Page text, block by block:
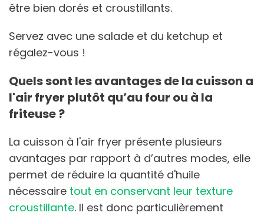
être bien dorés et croustillants.
Servez avec une salade et du ketchup et
régalez-vous !
Quels sont les avantages de la cuisson a
l'air fryer plutôt qu’au four ou à la
friteuse ?
La cuisson à l'air fryer présente plusieurs
avantages par rapport à d’autres modes, elle
permet de réduire la quantité d'huile
nécessaire tout en conservant leur texture
croustillante. Il est donc particulièrement